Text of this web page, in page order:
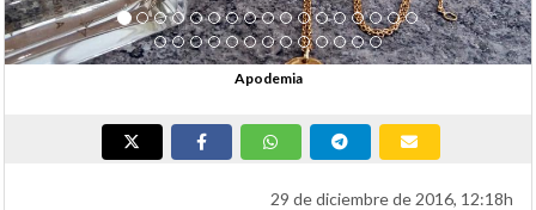
Apodemia
29 de diciembre de 2016, 12:18h